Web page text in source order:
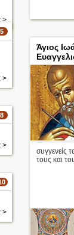
>
5
>
Άγιος
συγγενείς
τους και
8
>
>